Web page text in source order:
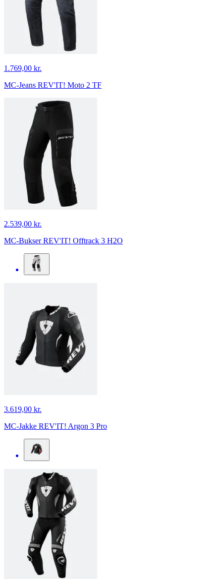
1.769,00 kr.
MC-Jeans REV'IT! Moto 2 TF
2.539,00 kr.
MC-Bukser REV'IT! Offtrack 3 H2O
3.619,00 kr.
MC-Jakke REV'IT! Argon 3 Pro